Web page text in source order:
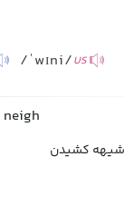
/ˈwɪni/US
شیهه کشیدن